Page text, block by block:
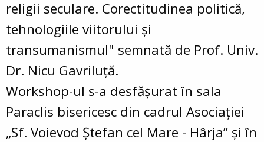
religii seculare. Corectitudinea politică,
tehnologiile viitorului și
transumanismul" semnată de Prof. Univ.
Dr. Nicu Gavriluță.
Workshop-ul s-a desfășurat în sala
Paraclis bisericesc din cadrul Asociației
„Sf. Voievod Ștefan cel Mare - Hârja” și în